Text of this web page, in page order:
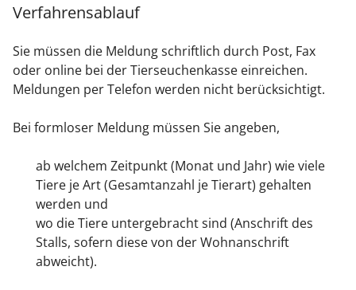
Verfahrensablauf
Sie müssen die Meldung schriftlich durch Post, Fax
oder online bei der Tierseuchenkasse einreichen.
Meldungen per Telefon werden nicht berücksichtigt.
Bei formloser Meldung müssen Sie angeben,
ab welchem Zeitpunkt (Monat und Jahr) wie viele
Tiere je Art (Gesamtanzahl je Tierart) gehalten
werden und
wo die Tiere untergebracht sind (Anschrift des
Stalls, sofern diese von der Wohnanschrift
abweicht).